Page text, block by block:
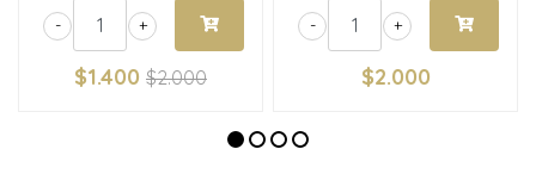
+
-
$1.400 $2.000
+
-
$2.000